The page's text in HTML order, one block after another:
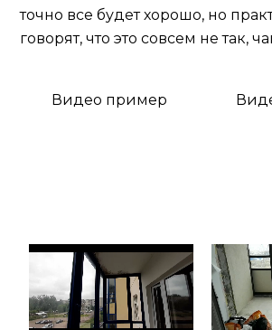
точно все будет хорошо, но
говорят, что это совсем не так,
Видео пример